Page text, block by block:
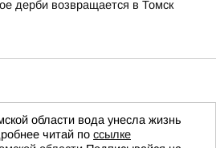
дерби возвращается в Томск
области вода унесла жизнь
читай по ссылке